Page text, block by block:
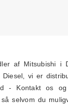
af Mitsubishi i
Diesel, vi er
- Kontakt os
selvom du